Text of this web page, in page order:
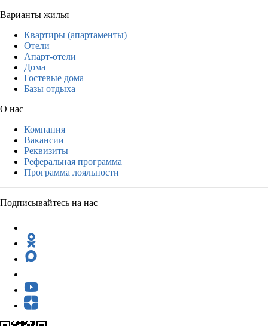
Варианты жилья
Квартиры (апартаменты)
Отели
Апарт-отели
Дома
Гостевые дома
Базы отдыха
О нас
Компания
Вакансии
Реквизиты
Реферальная программа
Программа лояльности
Подписывайтесь на нас